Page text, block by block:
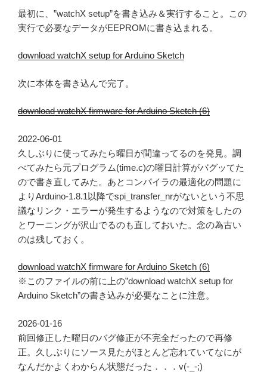
最初に、”watchX setup”を書き込み＆実行すること。この
実行で必要なデータがEEPROMに書き込まれる。
download watchX setup for Arduino Sketch
次に本体を書き込んで完了。
download watchX firmware for Arduino Sketch (6)
2022-06-01
久しぶりに使ってみたら曜日が間違ってるのを発見。調
べてみたら元プログラム(time.c)の曜日計算がバグッてた
ので書き直してみた。あとコンパイラの最適化の問題に
よりArduino-1.8.1以降でspi_transfer_nrがないという不思
議なリンク・エラーが発生するようなので対策をしたの
とワーニングが沢山でるのも直しておいた。念の為古い
のは残しておく。
download watchX firmware for Arduino Sketch (6)
※このファイルの前に上の”download watchX setup for
Arduino Sketch”の書き込みが必要なことに注意。
2026-01-16
前回修正した曜日のバグ修正が不完全だったので再修
正。久しぶりにソース見たがほとんど忘れていてなにが
なんだかよくわからん状態だった．．．v(-_-;)